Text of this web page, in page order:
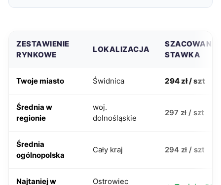
ZESTAWIENIE
RYNKOWE
LOKALIZACJA
SZACOWANA
STAWKA
Twoje miasto Świdnica 294 zł / szt
Średnia w
regionie
woj.
dolnośląskie
297 zł / szt
Średnia
ogólnopolska
Cały kraj 294 zł / szt
Najtaniej w
Ostrowiec